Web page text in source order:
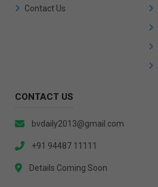
Contact Us
CONTACT US
bvdaily2013@gmail.com
+91 94487 11111
Details Coming Soon